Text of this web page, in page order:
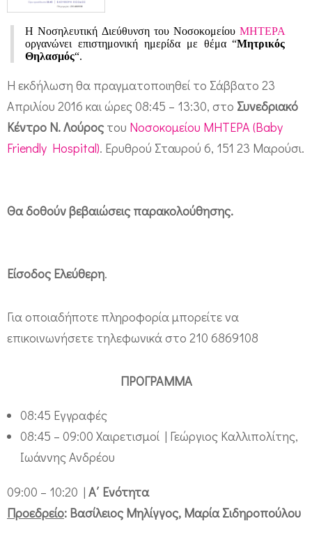
ό
θ
η
λ
α
σ
ς
Η
ε
α
α
ό
τ
Η Νοσηλευτική Διεύθυνση του ΝοσοκομείουΜΗΤΕΡΑ
οργανώνει επιστημονική ημερίδα με θέμα “Μητρικός
Θηλασμός“.
Η εκδήλωση θα πραγματοποιηθεί το Σάββατο 23
Απριλίου 2016 και ώρες 08:45 – 13:30, στο Συνεδριακό
Κέντρο Ν. Λούροςτου Νοσοκομείου ΜΗΤΕΡΑ (Baby
Friendly Hospital). Ερυθρού Σταυρού 6, 151 23 Μαρούσι.
Θα δοθούν βεβαιώσεις παρακολούθησης.
Είσοδος Ελεύθερη.
Για οποιαδήποτε πληροφορία μπορείτε να
επικοινωνήσετε τηλεφωνικά στο 210 6869108
ΠΡΟΓΡΑΜΜΑ
08:45 Εγγραφές
08:45 – 09:00 Χαιρετισμοί | Γεώργιος Καλλιπολίτης,
Ιωάννης Ανδρέου
09:00 – 10:20 | Α΄ Ενότητα
Προεδρείο: Βασίλειος Μηλίγγος, Μαρία Σιδηροπούλου